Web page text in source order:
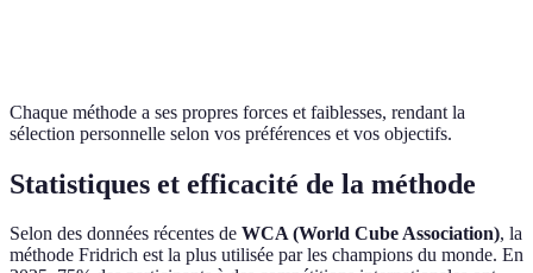
Chaque méthode a ses propres forces et faiblesses, rendant la
sélection personnelle selon vos préférences et vos objectifs.
Statistiques et efficacité de la méthode
Selon des données récentes de WCA (World Cube Association), la
méthode Fridrich est la plus utilisée par les champions du monde. En